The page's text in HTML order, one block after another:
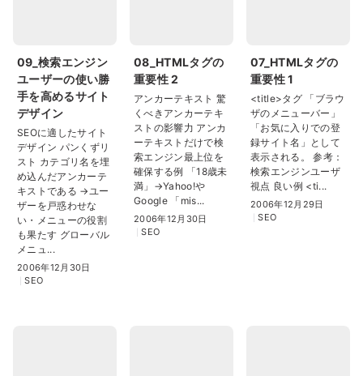
09_検索エンジン
ユーザーの使い勝
手を高めるサイト
デザイン
SEOに適したサイト
デザイン パンくずリ
スト カテゴリ名を埋
め込んだアンカーテ
キストである →ユー
ザーを戸惑わせな
い・メニューの役割
も果たす グローバル
メニュ...
2006年12月30日
SEO
08_HTMLタグの
重要性 2
アンカーテキスト 驚
くべきアンカーテキ
ストの影響力 アンカ
ーテキストだけで検
索エンジン最上位を
確保する例 「18歳未
満」→Yahoo!や
Google 「mis...
2006年12月30日
SEO
07_HTMLタグの
重要性 1
<title>タグ 「ブラウ
ザのメニューバー」
「お気に入りでの登
録サイト名」として
表示される。 参考：
検索エンジンユーザ
視点 良い例 <ti...
2006年12月29日
SEO